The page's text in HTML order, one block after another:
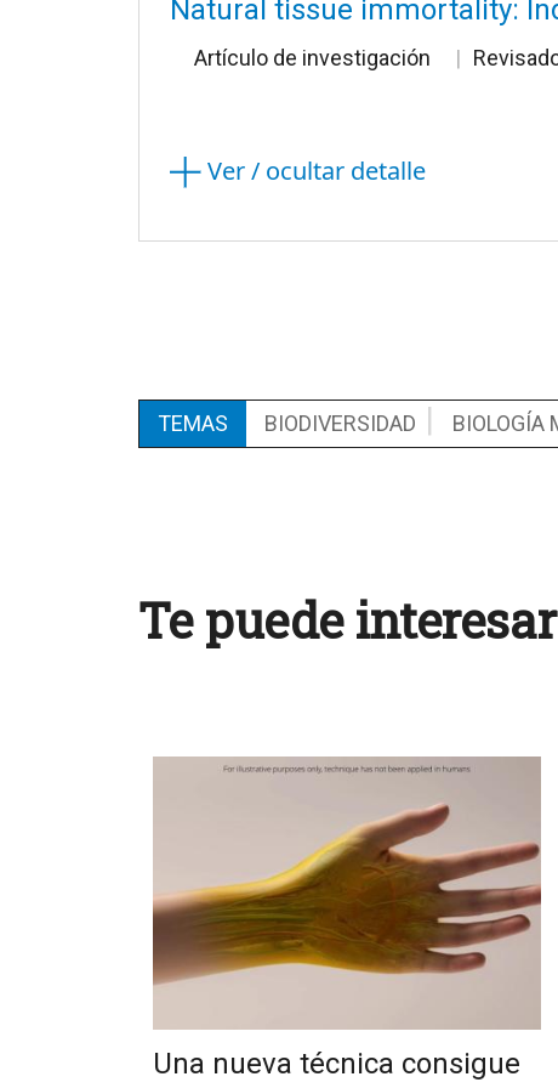
Natural tissue immortality:
Artículo de investigación
Ver / ocultar detalle
TEMAS BIODIVERSIDAD BIOLOGÍA
Te puede interesar
Una nueva técnica consigue